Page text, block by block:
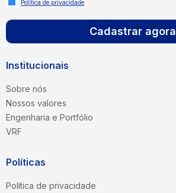
Política de privacidade
Cadastrar agora
Institucionais
Sobre nós
Nossos valores
Engenharia e Portfólio
VRF
Políticas
Política de privacidade